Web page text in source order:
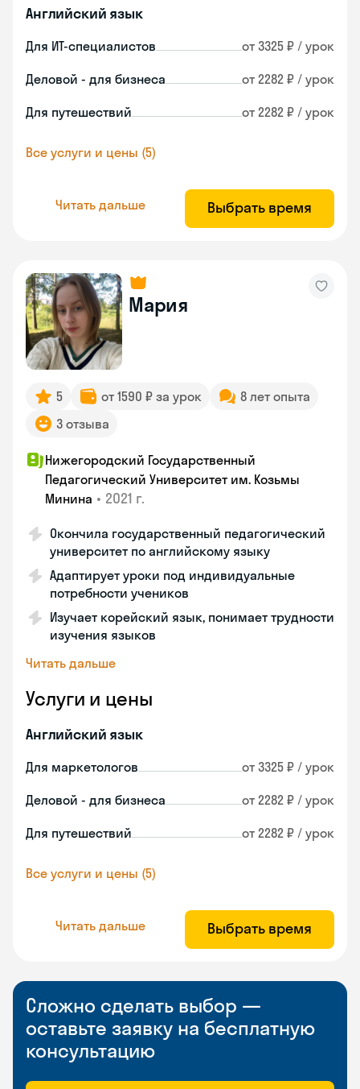
Английский язык
Для ИТ-специалистов от 3325 ₽ / урок
Деловой - для бизнеса от 2282 ₽ / урок
Для путешествий от 2282 ₽ / урок
Все услуги и цены (5)
Читать дальше Выбрать время
Мария
5 от 1590 ₽ за урок
8 лет опыта
3 отзыва
Нижегородский Государственный
Педагогический Университет им. Козьмы
Минина • 2021 г.
Окончила государственный педагогический
университет по английскому языку
Адаптирует уроки под индивидуальные
потребности учеников
Изучает корейский язык, понимает трудности
изучения языков
Читать дальше
Услуги и цены
Английский язык
Для маркетологов от 3325 ₽ / урок
Деловой - для бизнеса от 2282 ₽ / урок
Для путешествий от 2282 ₽ / урок
Все услуги и цены (5)
Читать дальше Выбрать время
Сложно сделать выбор —
оставьте заявку на бесплатную
консультацию